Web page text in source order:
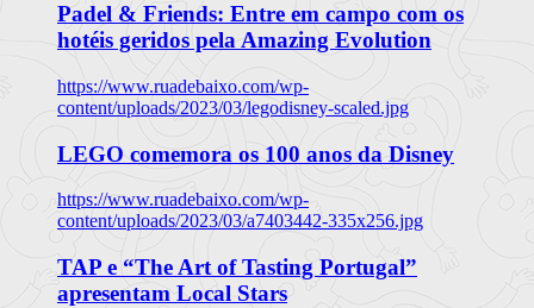
Padel & Friends: Entre em campo com os
hotéis geridos pela Amazing Evolution
https://www.ruadebaixo.com/wp-
content/uploads/2023/03/legodisney-scaled.jpg
LEGO comemora os 100 anos da Disney
https://www.ruadebaixo.com/wp-
content/uploads/2023/03/a7403442-335x256.jpg
TAP e “The Art of Tasting Portugal”
apresentam Local Stars